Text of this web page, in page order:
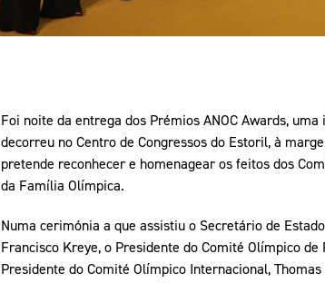
Foi noite da entrega dos Prémios ANOC Awards,
decorreu no Centro de Congressos do Estoril, à
pretende reconhecer e homenagear os feitos dos
da Família Olímpica.
Numa cerimónia a que assistiu o Secretário de
Francisco Kreye, o Presidente do Comité Olímpico
Presidente do Comité Olímpico Internacional,